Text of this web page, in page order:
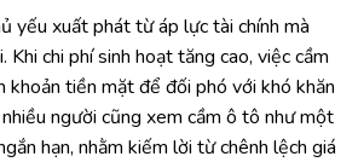
yếu xuất phát từ áp lực tài chính mà
Khi chi phí sinh hoạt tăng cao, việc cầm
khoản tiền mặt để đối phó với khó khăn
người cũng xem cầm ô tô như một
hạn, nhằm kiếm lời từ chênh lệch giá